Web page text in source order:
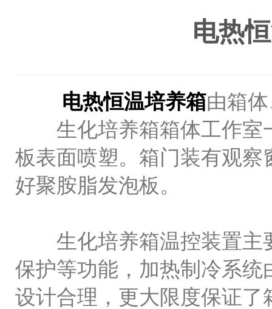
电热
电热恒温培养箱由箱
生化培养箱箱体工作室
板表面喷塑。箱门装有观
好聚胺脂发泡板。
生化培养箱温控装置主
保护等功能，加热制冷系
设计合理，更大限度保证